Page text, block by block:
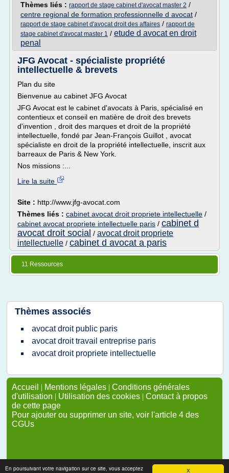
X
En poursuivant votre navigation sur ce site, vous acceptez
Thèmes liés : rapport de stage cabinet d'avocat master 2 /
centre regional de formation professionnelle d avocat /
rapport de stage cabinet d'avocat droit des affaires / rapport de
stage cabinet d'avocat master 1 / etude d avocat en droit
penal
JFG Avocat - spécialiste propriété
intellectuelle & brevets
Plan du site
Bienvenue au cabinet JFG Avocat
JFG Avocat est le cabinet d'avocats à Paris, spécialisé en
contentieux et conseil en matière de droit des brevets
d'invention , droit des marques et droit de la propriété
intellectuelle, fondé par Jean-François Guillot , avocat
spécialiste en droit de la propriété intellectuelle, inscrit aux
barreaux de Paris & New York.
Nos missions :...
Lire la suite
Site : http://www.jfg-avocat.com
Thèmes liés : cabinet avocat droit propriete intellectuelle /
cabinet avocat propriete intellectuelle paris / cabinet d
avocat droit social / avocat droit propriete
intellectuelle / cabinet d avocat a paris
11 Ressources
Thèmes associés
avocat droit public paris
avocat droit travail entreprise paris
avocat droit propriete intellectuelle
Accueil | Mentions légales | Conditions générales
d'utilisation | Utilisation des cookies | Contact à propos
de cette page
Pour ajouter ou supprimer un site, voir l'article 4 des
CGUs